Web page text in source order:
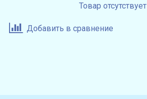
Товар отсутствует
Добавить в сравнение